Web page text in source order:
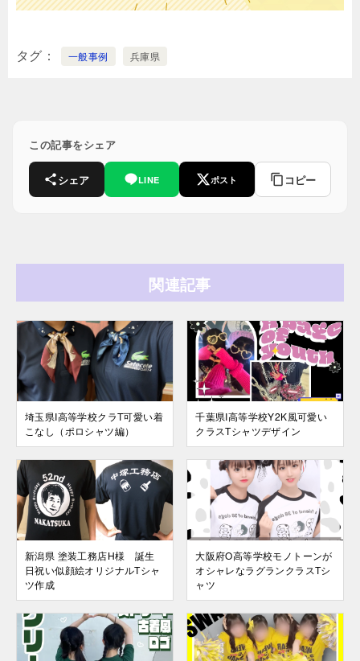
タグ 一般事例 兵庫県
この記事をシェア
シェア LINE ポスト コピー
関連記事
埼玉県I高等学校クラT可愛い着
こなし（ポロシャツ編）
千葉県I高等学校Y2K風可愛い
クラスTシャツデザイン
新潟県 塗装工務店H様 誕生
日祝い似顔絵オリジナルTシャ
ツ作成
大阪府O高等学校モノトーンが
オシャレなラグランクラスTシ
ャツ